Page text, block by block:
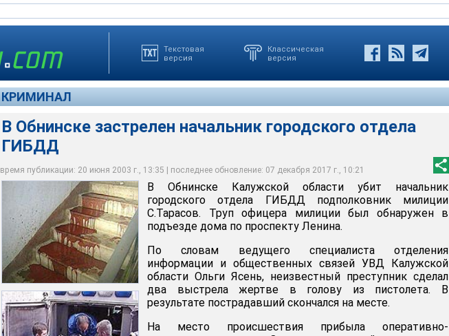
Текстовая
версия
Классическая
версия
КРИМИНАЛ
В Обнинске застрелен начальник городского отдела
ГИБДД
время публикации: 20 июня 2003 г., 13:35 | последнее обновление: 07 декабря 2017 г., 10:21
В Обнинске застрелен начальник городского отдела ГИБДД
Архив NEWSru.com
Труп офицера милиции был обнаружен в подъезде дома по проспекту Ленина
Архив NEWSru.com
Однако введенный план поиска киллера "Вулкан-5" результатов пока не дал
Архив NEWSru.com
В Обнинске Калужской области убит начальник
городского отдела ГИБДД подполковник милиции
С.Тарасов. Труп офицера милиции был обнаружен в
подъезде дома по проспекту Ленина.
По словам ведущего специалиста отделения
информации и общественных связей УВД Калужской
области Ольги Ясень, неизвестный преступник сделал
два выстрела жертве в голову из пистолета. В
результате пострадавший скончался на месте.
На место происшествия прибыла оперативно-